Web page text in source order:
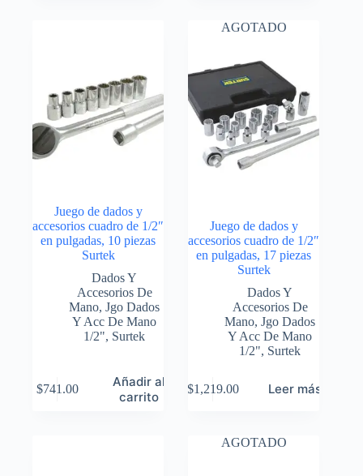
Juego de dados y
accesorios cuadro de 1/2″
en pulgadas, 10 piezas
Surtek
Dados Y
Accesorios De
Mano,Jgo Dados
Y Acc De Mano
1/2", Surtek
$741.00
Añadir al
carrito
AGOTADO
Juego de dados y
accesorios cuadro de 1/2″
en pulgadas, 17 piezas
Surtek
Dados Y
Accesorios De
Mano,Jgo Dados
Y Acc De Mano
1/2", Surtek
$1,219.00 Leer más
AGOTADO